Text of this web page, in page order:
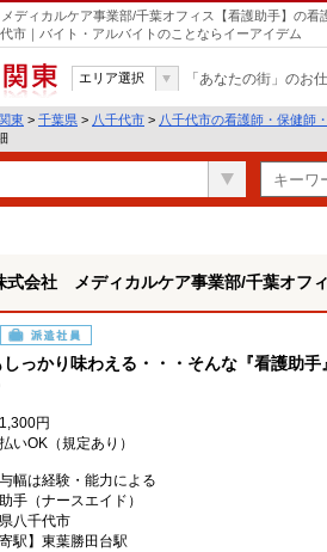
ディカルケア事業部/千葉オフィス【看護助手】の看
市｜バイト・アルバイトのことならイーアイデム
関東
エリア選択 「あなたの街」のお
東 > 千葉県 > 八千代市 > 八千代市の看護師・保健師
式会社 メディカルケア事業部/千葉オフィ
派遣社員
っかり味わえる・・・そんな『看護助手
円
いOK（規定あり）
幅は経験・能力による
手（ナースエイド）
八千代市
寄駅】東葉勝田台駅